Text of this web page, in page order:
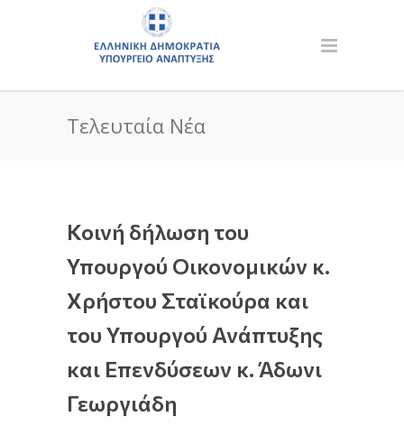
Τελευταία Νέα
Κοινή δήλωση του
Υπουργού Οικονομικών κ.
Χρήστου Σταϊκούρα και
του Υπουργού Ανάπτυξης
και Επενδύσεων κ. Άδωνι
Γεωργιάδη